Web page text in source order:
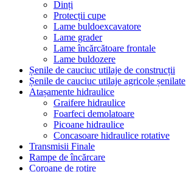
Dinți
Protecții cupe
Lame buldoexcavatore
Lame grader
Lame încărcătoare frontale
Lame buldozere
Șenile de cauciuc utilaje de construcții
Șenile de cauciuc utilaje agricole șenilate
Atașamente hidraulice
Graifere hidraulice
Foarfeci demolatoare
Picoane hidraulice
Concasoare hidraulice rotative
Transmisii Finale
Rampe de încărcare
Coroane de rotire